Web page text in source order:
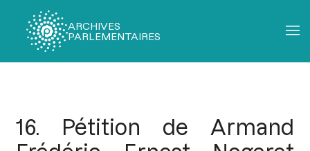
ARCHIVES
PARLEMENTAIRES
16. Pétition de Armand